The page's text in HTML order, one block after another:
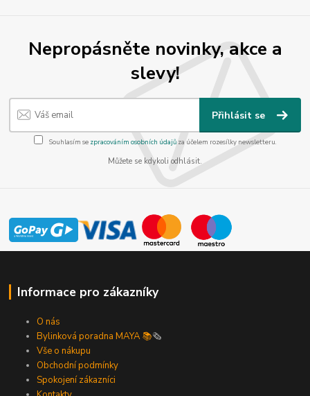
Nepropásněte novinky, akce a
slevy!
Přihlásit se
Souhlasím se zpracováním osobních údajůza účelem rozesílky newsletteru.
Můžete se kdykoli odhlásit.
Informace pro zákazníky
O nás
Bylinková poradna MAYA 📚🗞️
Vše o nákupu
Obchodní podmínky
Spokojení zákazníci